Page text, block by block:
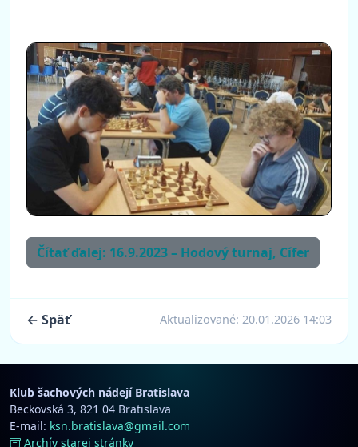
Čítať ďalej: 16.9.2023 – Hodový turnaj, Cífer
← Späť Aktualizované: 20.01.2026 14:03
Klub šachových nádejí Bratislava
Beckovská 3, 821 04 Bratislava
E-mail: ksn.bratislava@gmail.com
Archív starej stránky